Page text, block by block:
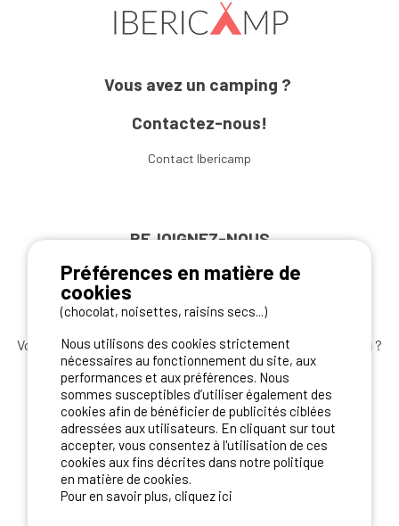
Vous avez un camping ?
Contactez-nous!
Contact Ibericamp
REJOIGNEZ-NOUS
Vous souhaitez bénéficier desmeilleures offres camping ?
Abonnez-vous à la newsletterdès aujourd'hui
S'ABONNER
NOS PARTENAIRES
Préférences en matière de
cookies
(chocolat, noisettes, raisins secs...)
Nous utilisons des cookies strictement
nécessaires au fonctionnement du site, aux
performances et aux préférences. Nous
sommes susceptibles d’utiliser également des
cookies afin de bénéficier de publicités ciblées
adressées aux utilisateurs. En cliquant sur tout
accepter, vous consentez à l'utilisation de ces
cookies aux fins décrites dans notre politique
en matière de cookies.
Pour en savoir plus, cliquez ici